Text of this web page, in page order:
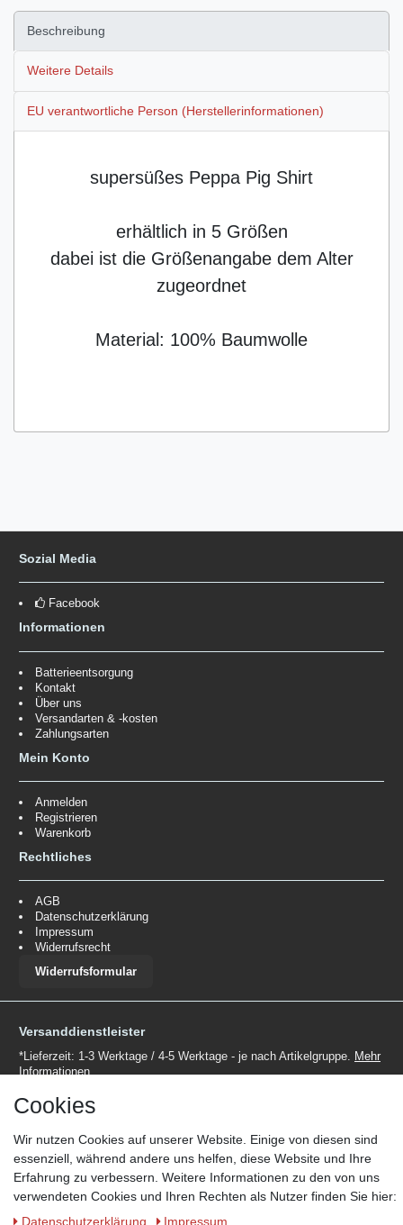
Beschreibung
Weitere Details
EU verantwortliche Person (Herstellerinformationen)
supersüßes Peppa Pig Shirt
erhältlich in 5 Größen
dabei ist die Größenangabe dem Alter
zugeordnet
Material: 100% Baumwolle
Sozial Media
Facebook
Informationen
Batterieentsorgung
Kontakt
Über uns
Versandarten & -kosten
Zahlungsarten
Mein Konto
Anmelden
Registrieren
Warenkorb
Rechtliches
AGB
Datenschutzerklärung
Impressum
Widerrufsrecht
Widerrufsformular
Versanddienstleister
*Lieferzeit: 1-3 Werktage / 4-5 Werktage - je nach Artikelgruppe. Mehr
Informationen
Zahlungsmöglichkeiten
Cookies
Wir nutzen Cookies auf unserer Website. Einige von diesen sind
essenziell, während andere uns helfen, diese Website und Ihre
Erfahrung zu verbessern. Weitere Informationen zu den von uns
verwendeten Cookies und Ihren Rechten als Nutzer finden Sie hier:
Daten­schutz­erklärung
Impressum